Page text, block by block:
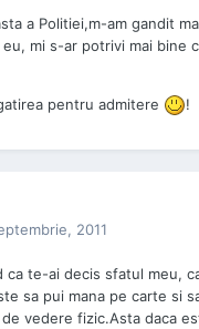
a Politiei,m-am gandit
mi s-ar potrivi mai bine
pentru admitere !
2011
ca te-ai decis sfatul meu,
sa pui mana pe carte si
vedere fizic.Asta daca